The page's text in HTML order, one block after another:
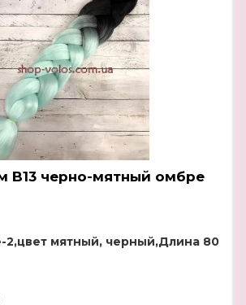
B13 черно-мятный омбре
2,цвет мятный, черный,Длина 80